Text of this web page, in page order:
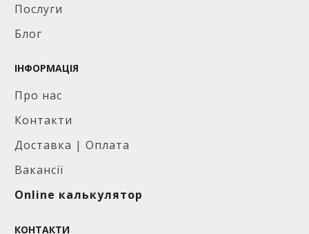
Послуги
Блог
ІНФОРМАЦІЯ
Про нас
Контакти
Доставка | Оплата
Вакансії
Online калькулятор
КОНТАКТИ